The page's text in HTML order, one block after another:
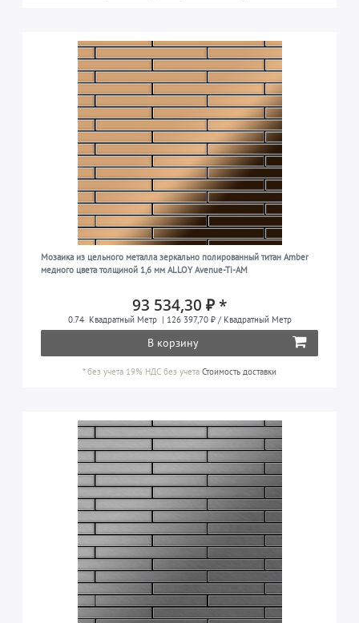
Мозаика из цельного металла зеркально полированный титан Amber
медного цвета толщиной 1,6 мм ALLOY Avenue-Ti-AM
93 534,30 ₽ *
0.74 Квадратный Метр | 126 397,70 ₽ / Квадратный Метр
В корзину
*без учета 19% НДС без учета Стоимость доставки